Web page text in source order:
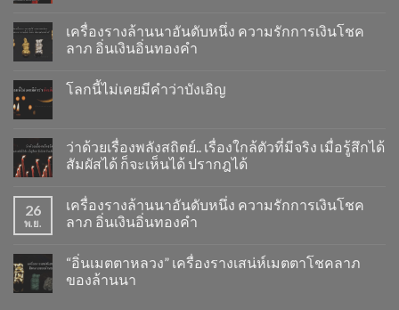
เครื่องรางล้านนาอันดับหนึ่ง ความรักการเงินโชค
ลาภ อิ่นเงินอิ่นทองคำ
โลกนี้ไม่เคยมีคำว่าบังเอิญ
ว่าด้วยเรื่องพลังสถิตย์.. เรื่องใกล้ตัวที่มีจริง เมื่อรู้สึกได้
สัมผัสได้ ก็จะเห็นได้ ปรากฎได้
26
พ.ย.
เครื่องรางล้านนาอันดับหนึ่ง ความรักการเงินโชค
ลาภ อิ่นเงินอิ่นทองคำ
“อิ่นเมตตาหลวง” เครื่องรางเสน่ห์เมตตาโชคลาภ
ของล้านนา